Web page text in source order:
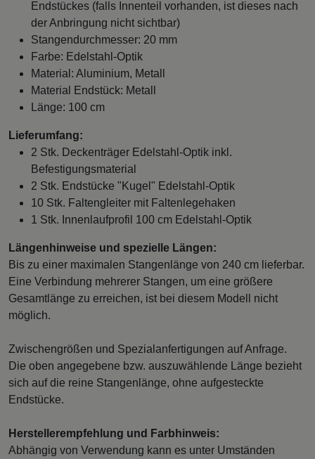
Endstückes (falls Innenteil vorhanden, ist dieses nach
der Anbringung nicht sichtbar)
Stangendurchmesser: 20 mm
Farbe: Edelstahl-Optik
Material: Aluminium, Metall
Material Endstück: Metall
Länge: 100 cm
Lieferumfang:
2 Stk. Deckenträger Edelstahl-Optik inkl.
Befestigungsmaterial
2 Stk. Endstücke "Kugel" Edelstahl-Optik
10 Stk. Faltengleiter mit Faltenlegehaken
1 Stk. Innenlaufprofil 100 cm Edelstahl-Optik
Längenhinweise und spezielle Längen:
Bis zu einer maximalen Stangenlänge von 240 cm lieferbar.
Eine Verbindung mehrerer Stangen, um eine größere
Gesamtlänge zu erreichen, ist bei diesem Modell nicht
möglich.
Zwischengrößen und Spezialanfertigungen auf Anfrage.
Die oben angegebene bzw. auszuwählende Länge bezieht
sich auf die reine Stangenlänge, ohne aufgesteckte
Endstücke.
Herstellerempfehlung und Farbhinweis:
Abhängig von Verwendung kann es unter Umständen